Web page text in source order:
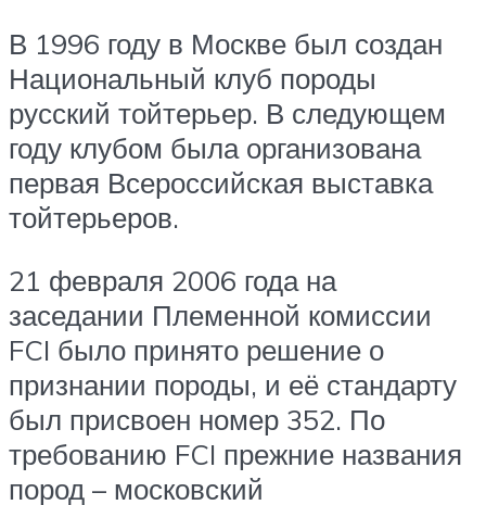
В 1996 году в Москве был создан
Национальный клуб породы
русский тойтерьер. В следующем
году клубом была организована
первая Всероссийская выставка
тойтерьеров.
21 февраля 2006 года на
заседании Племенной комиссии
FCI было принято решение о
признании породы, и её стандарту
был присвоен номер 352. По
требованию FCI прежние названия
пород – московский